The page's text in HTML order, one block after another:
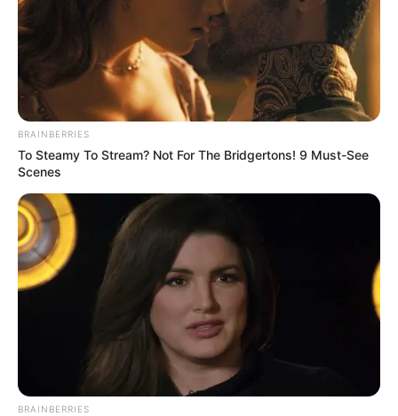
BRAINBERRIES
To Steamy To Stream? Not For The Bridgertons! 9 Must-See
Scenes
BRAINBERRIES